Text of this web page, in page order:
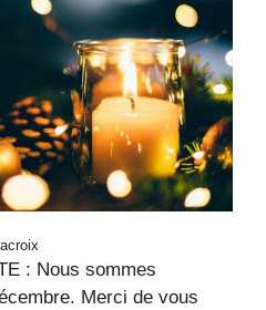
: Nous sommes
Merci de vous